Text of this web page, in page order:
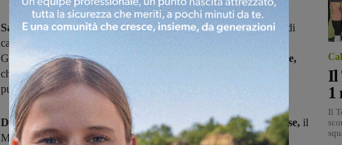
Sangiovannese in campodomani alle 15 per la settima giornata di
campionato, che vede arrivare allo stadio "Virgilio Fedini" di San
Giovanni unasquadra dal blasone importante come la Massese,
che attualmente si trovaappaiata in classifica
punti.
Dopo le vittorie ottenute contro Gualdo Casacastalda e Pianese, il
Marzocco cercherà il terzo successo di fila. Gli ultimi due risultati
Il
1
Il